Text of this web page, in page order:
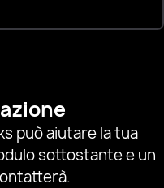
può aiutare la tua
sottostante e un